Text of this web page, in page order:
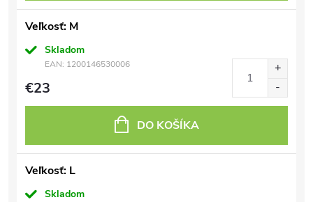
Veľkosť: M
Skladom
EAN: 1200146530006
€23
DO KOŠÍKA
Veľkosť: L
Skladom